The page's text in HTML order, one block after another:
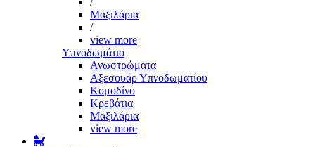
Μαξιλάρια
/
view more
Υπνοδωμάτιο
Ανωστρώματα
Αξεσουάρ Υπνοδωματίου
Κομοδίνο
Κρεβάτια
Μαξιλάρια
view more